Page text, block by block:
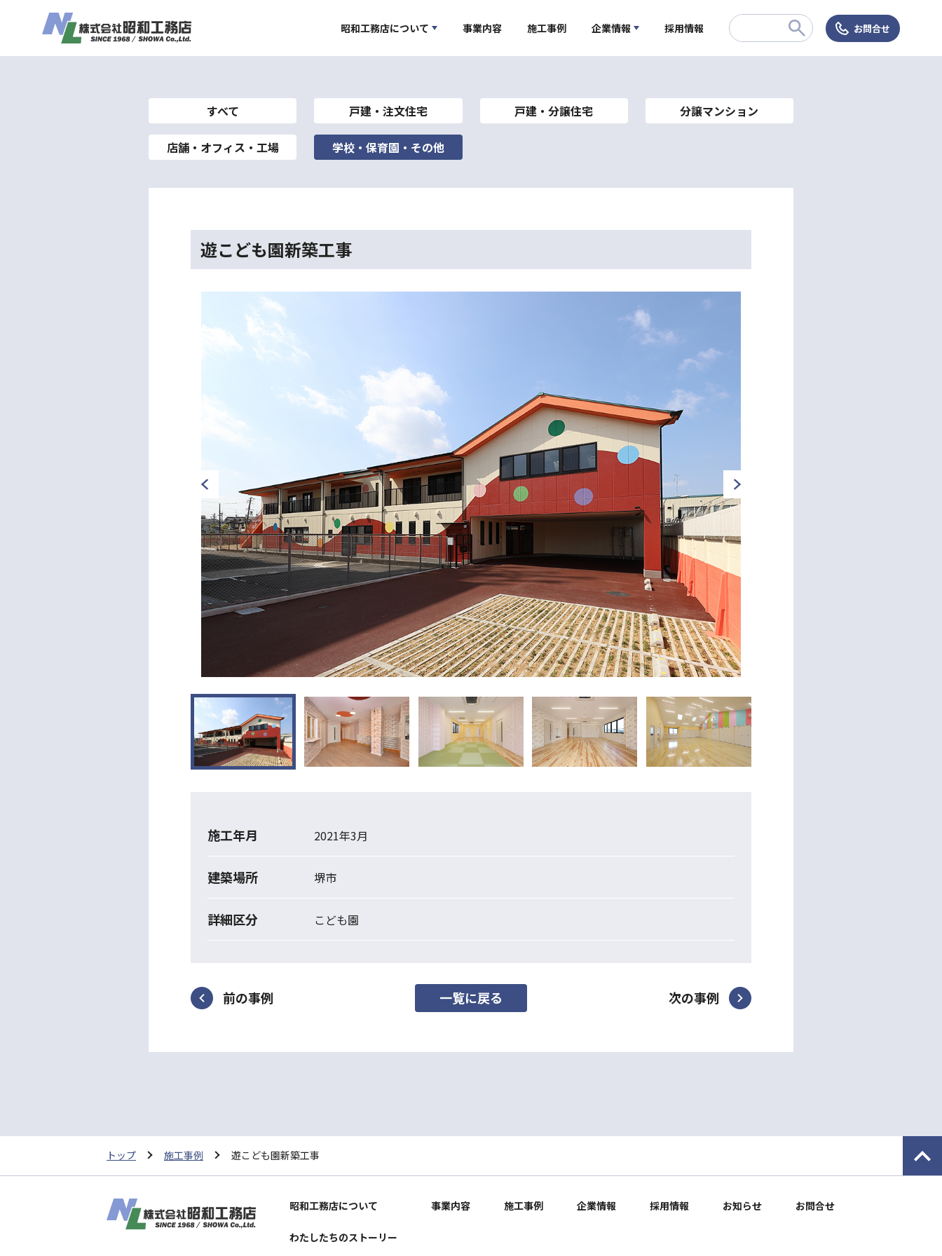
昭和工務店について 事業内容 施工事例 企業情報 採用情報 お問合せ
すべて 戸建・注文住宅 戸建・分譲住宅 分譲マンション
店舗・オフィス・工場 学校・保育園・その他
遊こども園新築工事
施工年月 2021年3月
建築場所 堺市
詳細区分 こども園
前の事例 次の事例
一覧に戻る
トップ 施工事例 遊こども園新築工事
昭和工務店について
わたしたちのストーリー
事業内容 施工事例 企業情報 採用情報 お知らせ お問合せ